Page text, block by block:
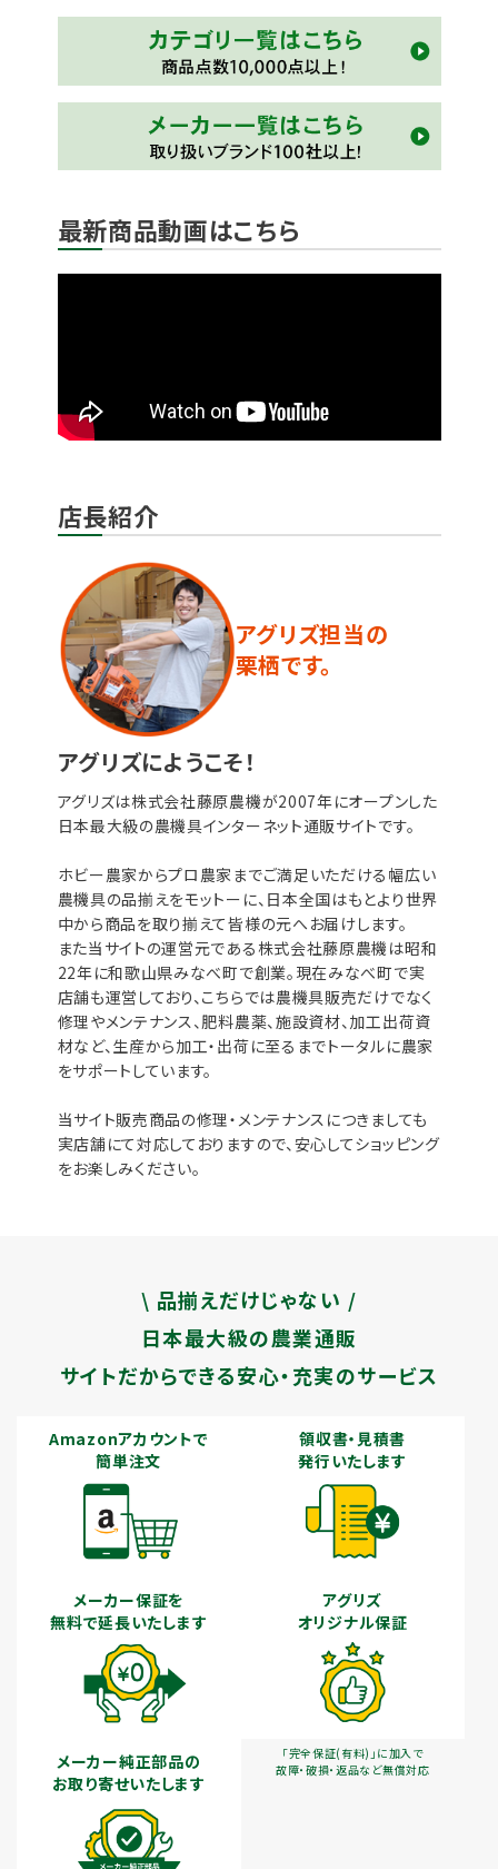
最新商品動画はこちら
店長紹介
アグリズ担当の
栗栖です。
アグリズにようこそ！
アグリズは株式会社藤原農機が2007年にオープンした
日本最大級の農機具インターネット通販サイトです。
ホビー農家からプロ農家までご満足いただける幅広い
農機具の品揃えをモットーに、日本全国はもとより世界
中から商品を取り揃えて皆様の元へお届けします。
また当サイトの運営元である株式会社藤原農機は昭和
22年に和歌山県みなべ町で創業。現在みなべ町で実
店舗も運営しており、こちらでは農機具販売だけでなく
修理やメンテナンス、肥料農薬、施設資材、加工出荷資
材など、生産から加工・出荷に至るまでトータルに農家
をサポートしています。
当サイト販売商品の修理・メンテナンスにつきましても
実店舗にて対応しておりますので、安心してショッピング
をお楽しみください。
\ 品揃えだけじゃない /
日本最大級の農業通販
サイトだからできる安心・充実のサービス
Amazonアカウントで
簡単注文
領収書・見積書
発行いたします
メーカー保証を
無料で延長いたします
アグリズ
オリジナル保証
「完全保証(有料)」に加入で
故障・破損・返品など無償対応
メーカー純正部品の
お取り寄せいたします